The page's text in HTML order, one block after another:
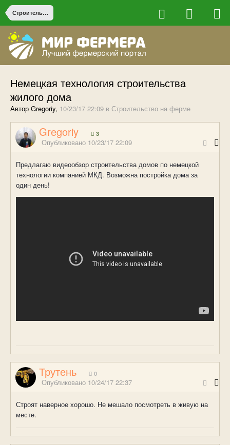
Строительство на ферме
Немецкая технология строительства
жилого дома
Автор Gregoriy, 10/23/17 22:09 в Строительство на ферме
Gregoriy 3
Опубликовано 10/23/17 22:09
Предлагаю видеообзор строительства домов по немецкой
технологии компанией МКД. Возможна постройка дома за
один день!
Трутень 0
Опубликовано 10/24/17 22:37
Строят наверное хорошо. Не мешало посмотреть в живую на
месте.